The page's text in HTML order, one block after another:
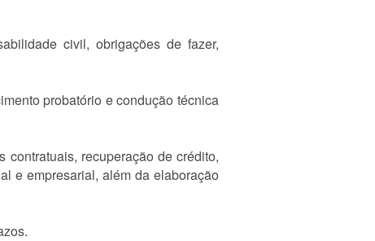
civil, obrigações de fazer,
probatório e condução técnica
recuperação de crédito,
e empresarial, além da elaboração